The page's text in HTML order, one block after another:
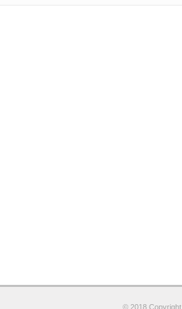
© 2018 Copyright